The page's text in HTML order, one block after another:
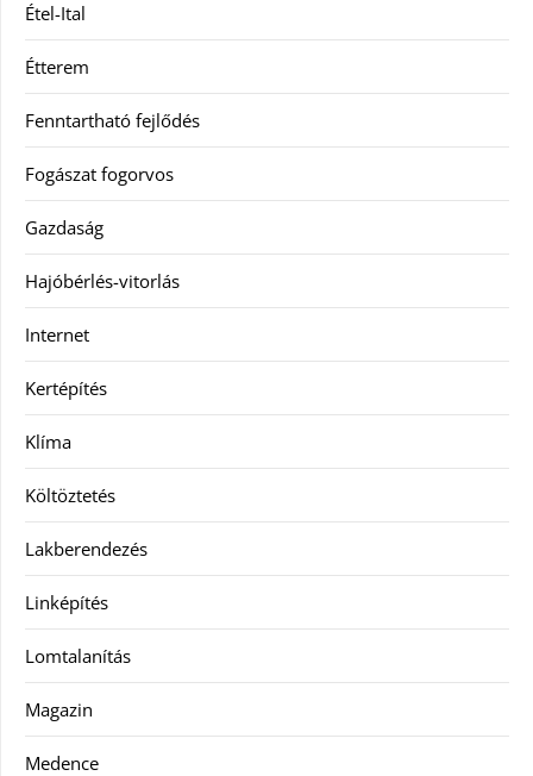
Étel-Ital
Étterem
Fenntartható fejlődés
Fogászat fogorvos
Gazdaság
Hajóbérlés-vitorlás
Internet
Kertépítés
Klíma
Költöztetés
Lakberendezés
Linképítés
Lomtalanítás
Magazin
Medence